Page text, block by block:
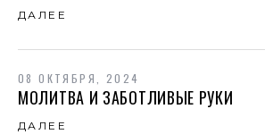
ДАЛЕЕ
08 ОКТЯБРЯ, 2024
МОЛИТВА И ЗАБОТЛИВЫЕ РУКИ
ДАЛЕЕ